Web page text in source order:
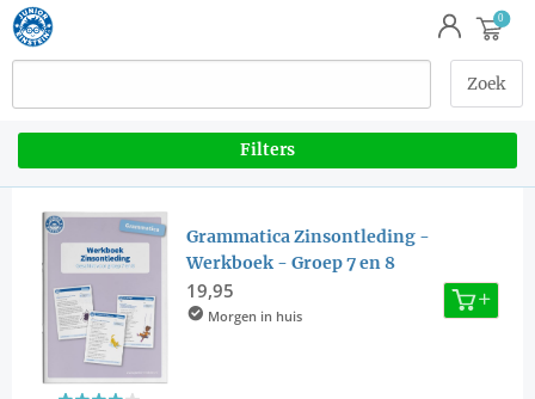
Filters
Grammatica Zinsontleding -
Werkboek - Groep 7 en 8
19,95
Morgen in huis